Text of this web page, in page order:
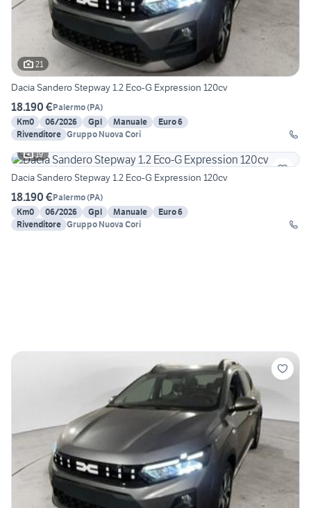
21
Dacia Sandero Stepway 1.2 Eco-G Expression 120cv
18.190 €Palermo(PA)
Km0
06/2026 Gpl Manuale
Euro 6
Rivenditore Gruppo Nuova Cori
19
Dacia Sandero Stepway 1.2 Eco-G Expression 120cv
18.190 €Palermo(PA)
Km0
06/2026 Gpl Manuale
Euro 6
Rivenditore Gruppo Nuova Cori